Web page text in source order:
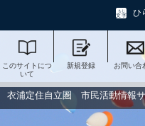
ひ
このサイトにつ
いて
新規登録 お問い合
衣浦定住自立圏 市民活動情報